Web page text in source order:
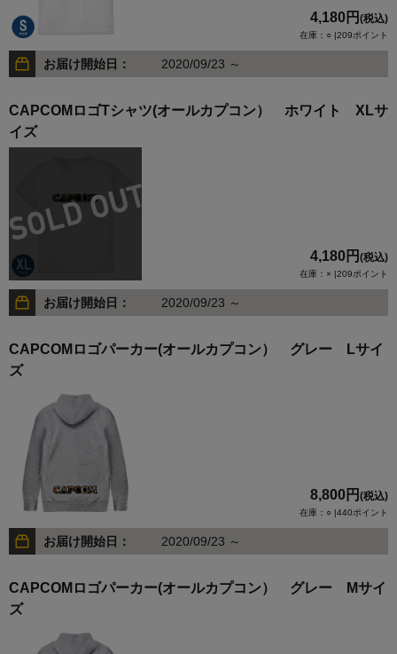
4,180円 (税込)
在庫：○ |209ポイント
お届け開始日： 2020/09/23 ～
CAPCOMロゴTシャツ(オールカプコン） ホワイト XLサ
イズ
4,180円 (税込)
在庫：× |209ポイント
お届け開始日： 2020/09/23 ～
CAPCOMロゴパーカー(オールカプコン） グレー Lサイ
ズ
8,800円 (税込)
在庫：○ |440ポイント
お届け開始日： 2020/09/23 ～
CAPCOMロゴパーカー(オールカプコン） グレー Mサイ
ズ